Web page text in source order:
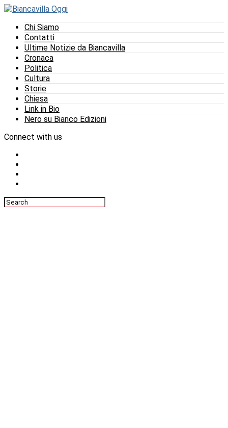
Chi Siamo
Contatti
Ultime Notizie da Biancavilla
Cronaca
Politica
Cultura
Storie
Chiesa
Link in Bio
Nero su Bianco Edizioni
Connect with us